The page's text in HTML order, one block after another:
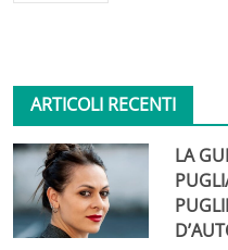
ARTICOLI RECENTI
LA